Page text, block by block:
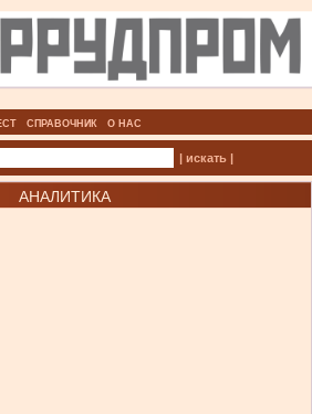
СПРАВОЧНИК О НАС
| искать |
АНАЛИТИКА